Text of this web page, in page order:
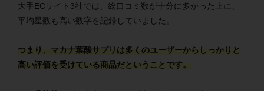
大手ECサイト3社では、総口コミ数が十分に多かった上に、
平均星数も高い数字を記録していました。
つまり、マカナ葉酸サプリは多くのユーザーからしっかりと
高い評価を受けている商品だということです。